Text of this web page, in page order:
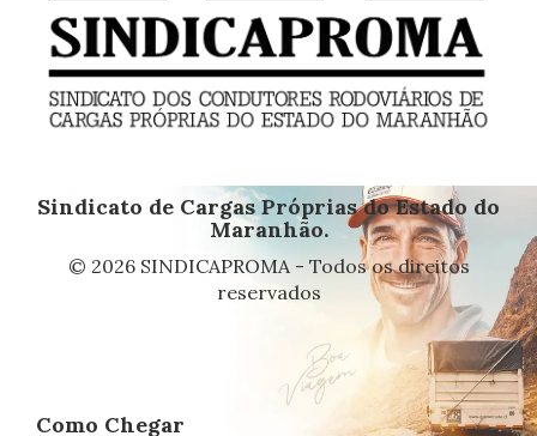
Sindicato de Cargas Próprias do Estado do
Maranhão.
© 2026 SINDICAPROMA - Todos os direitos
reservados
Como Chegar